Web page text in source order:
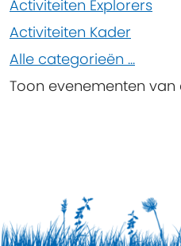
Activiteiten Explorers
Activiteiten Kader
Alle categorieën ...
Toon evenementen